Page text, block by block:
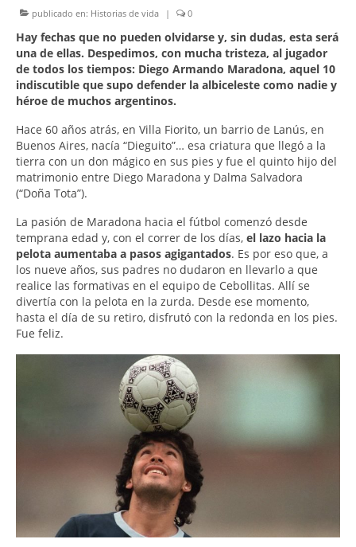
publicado en: Historias de vida | 0
Hay fechas que no pueden olvidarse y, sin dudas, esta será
una de ellas. Despedimos, con mucha tristeza, al jugador
de todos los tiempos: Diego Armando Maradona, aquel 10
indiscutible que supo defender la albiceleste como nadie y
héroe de muchos argentinos.
Hace 60 años atrás, en Villa Fiorito, un barrio de Lanús, en
Buenos Aires, nacía “Dieguito”… esa criatura que llegó a la
tierra con un don mágico en sus pies y fue el quinto hijo del
matrimonio entre Diego Maradona y Dalma Salvadora
(“Doña Tota”).
La pasión de Maradona hacia el fútbol comenzó desde
temprana edad y, con el correr de los días, el lazo hacia la
pelota aumentaba a pasos agigantados. Es por eso que, a
los nueve años, sus padres no dudaron en llevarlo a que
realice las formativas en el equipo de Cebollitas. Allí se
divertía con la pelota en la zurda. Desde ese momento,
hasta el día de su retiro, disfrutó con la redonda en los pies.
Fue feliz.